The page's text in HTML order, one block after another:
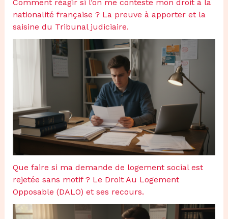
Comment réagir si l’on me conteste mon droit à la
nationalité française ? La preuve à apporter et la
saisine du Tribunal judiciaire.
Que faire si ma demande de logement social est
rejetée sans motif ? Le Droit Au Logement
Opposable (DALO) et ses recours.